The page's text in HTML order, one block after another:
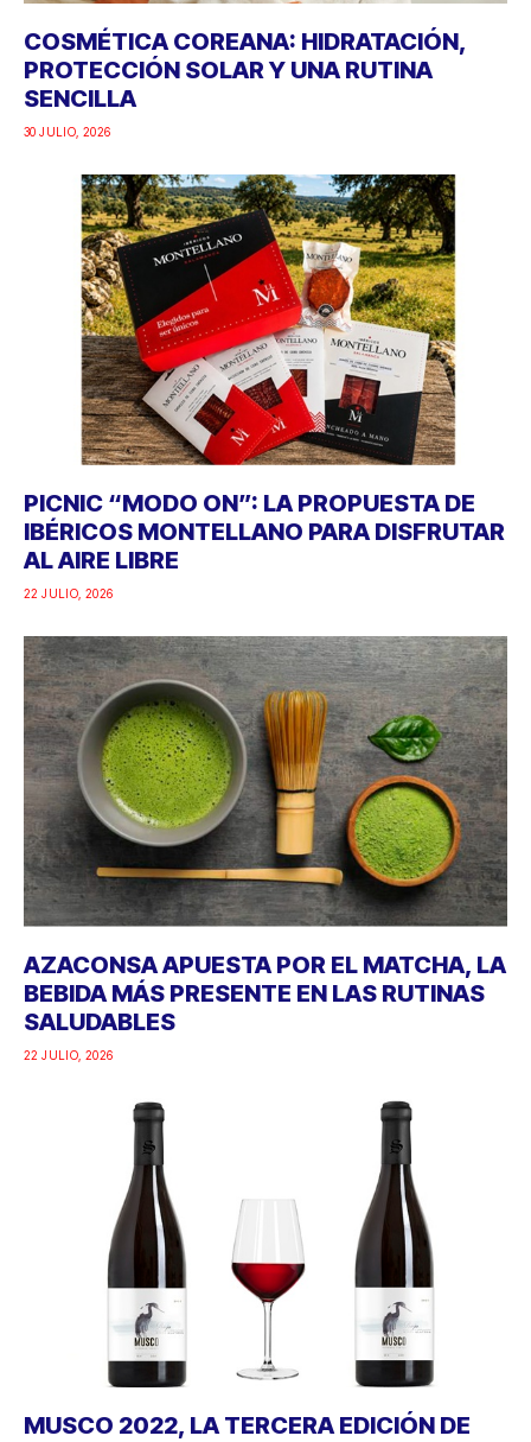
COSMÉTICA COREANA: HIDRATACIÓN,
PROTECCIÓN SOLAR Y UNA RUTINA
SENCILLA
30 JULIO, 2026
PICNIC “MODO ON”: LA PROPUESTA DE
IBÉRICOS MONTELLANO PARA DISFRUTAR
AL AIRE LIBRE
22 JULIO, 2026
AZACONSA APUESTA POR EL MATCHA, LA
BEBIDA MÁS PRESENTE EN LAS RUTINAS
SALUDABLES
22 JULIO, 2026
MUSCO 2022, LA TERCERA EDICIÓN DE